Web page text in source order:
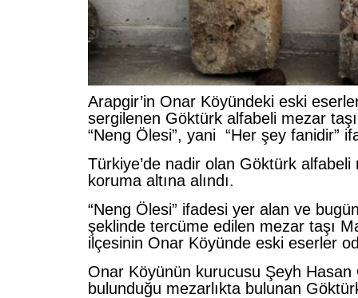
Arapgir’in Onar Köyündeki eski
sergilenen Göktürk alfabeli mezar
“Neng Ölesi”, yani “Her şey fanidir”
Türkiye’de nadir olan Göktürk alfabeli
koruma altına alındı.
“Neng Ölesi” ifadesi yer alan ve
şeklinde tercüme edilen mezar taşı
ilçesinin Onar Köyünde eski eserler
Onar Köyünün kurucusu Şeyh Hasan
bulunduğu mezarlıkta bulunan